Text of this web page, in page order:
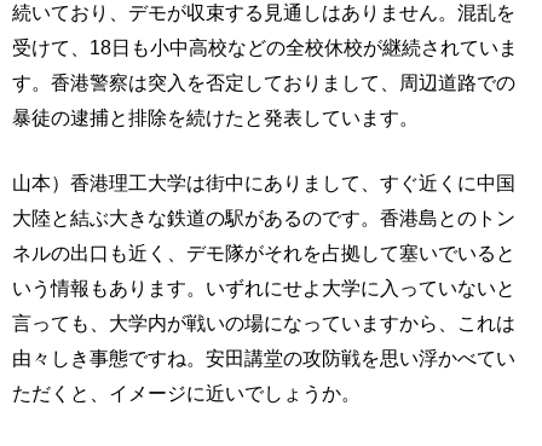
続いており、デモが収束する見通しはありません。混乱を
受けて、18日も小中高校などの全校休校が継続されていま
す。香港警察は突入を否定しておりまして、周辺道路での
暴徒の逮捕と排除を続けたと発表しています。
山本）香港理工大学は街中にありまして、すぐ近くに中国
大陸と結ぶ大きな鉄道の駅があるのです。香港島とのトン
ネルの出口も近く、デモ隊がそれを占拠して塞いでいると
いう情報もあります。いずれにせよ大学に入っていないと
言っても、大学内が戦いの場になっていますから、これは
由々しき事態ですね。安田講堂の攻防戦を思い浮かべてい
ただくと、イメージに近いでしょうか。